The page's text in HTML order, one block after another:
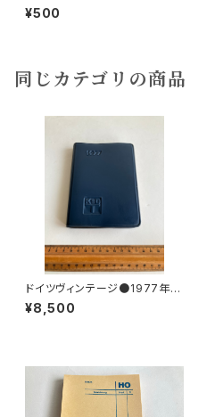
釣り
¥500
同じカテゴリの商品
ドイツヴィンテージ●1977年ポ
ケットカレンダーKDT手帳未使
用DDR
¥8,500